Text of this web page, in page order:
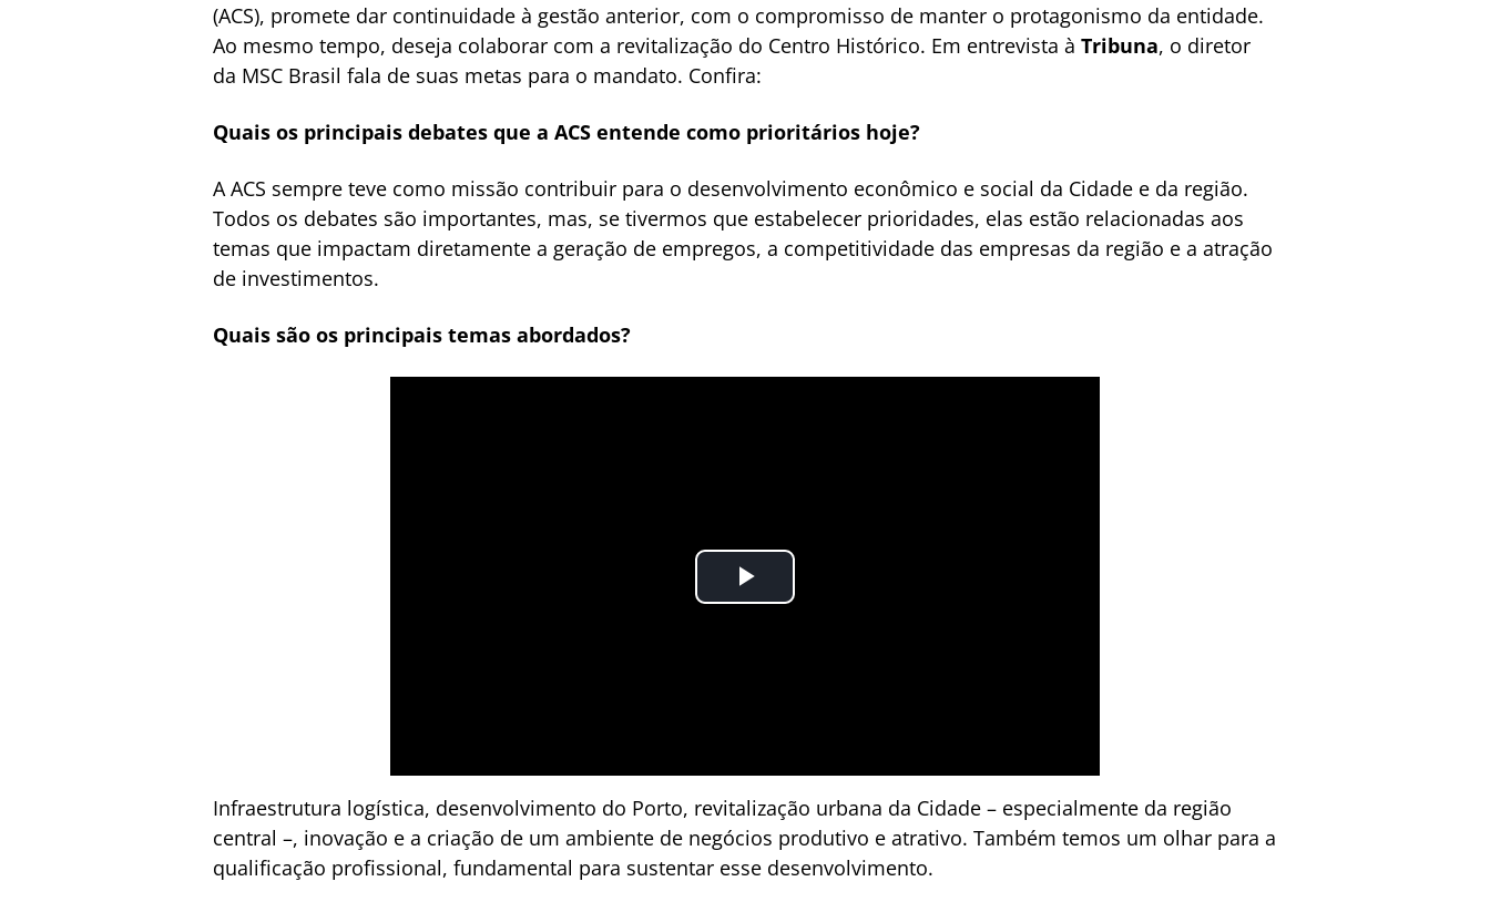
(ACS), promete dar continuidade à gestão anterior, com o compromisso de manter o protagonismo da entidade.
Ao mesmo tempo, deseja colaborar com a revitalização do Centro Histórico. Em entrevista à Tribuna, o diretor
da MSC Brasil fala de suas metas para o mandato. Confira:
Quais os principais debates que a ACS entende como prioritários hoje?
A ACS sempre teve como missão contribuir para o desenvolvimento econômico e social da Cidade e da região.
Todos os debates são importantes, mas, se tivermos que estabelecer prioridades, elas estão relacionadas aos
temas que impactam diretamente a geração de empregos, a competitividade das empresas da região e a atração
de investimentos.
Quais são os principais temas abordados?
Infraestrutura logística, desenvolvimento do Porto, revitalização urbana da Cidade – especialmente da região
central –, inovação e a criação de um ambiente de negócios produtivo e atrativo. Também temos um olhar para a
qualificação profissional, fundamental para sustentar esse desenvolvimento.